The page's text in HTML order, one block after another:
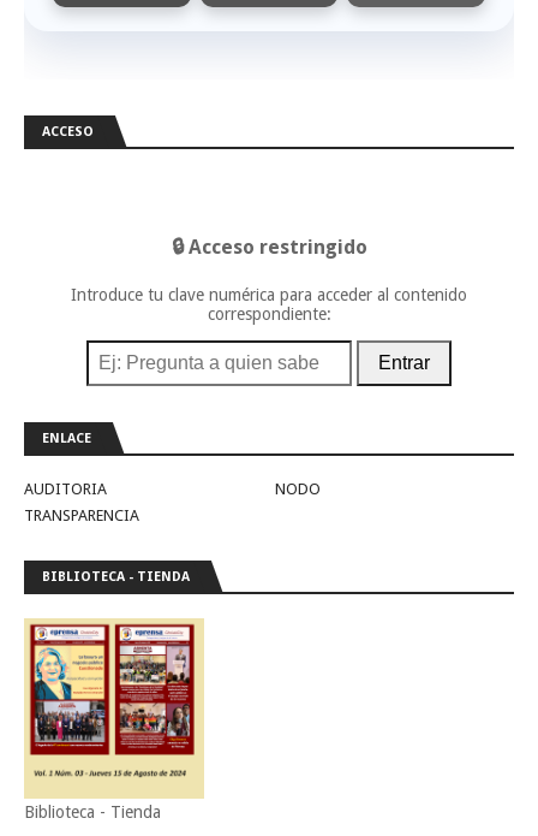
ACCESO
🔒 Acceso restringido
Introduce tu clave numérica para acceder al contenido
correspondiente:
Entrar
ENLACE
AUDITORIA
NODO
TRANSPARENCIA
BIBLIOTECA - TIENDA
Biblioteca - Tienda